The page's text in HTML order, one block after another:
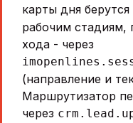
карты дня берутся
рабочим стадиям,
хода - через
(направление и
Маршрутизатор
через